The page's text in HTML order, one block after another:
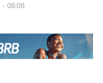
- 08:08